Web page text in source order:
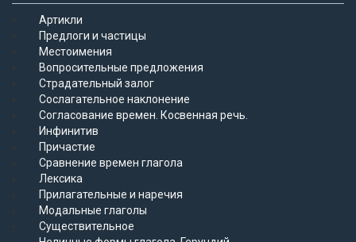
Артикли
Предлоги и частицы
Местоимения
Вопросительные предложения
Страдательный залог
Сослагательное наклонение
Согласование времен. Косвенная речь.
Инфинитив
Причастие
Сравнение времен глагола
Лексика
Прилагательные и наречия
Модальные глаголы
Существительное